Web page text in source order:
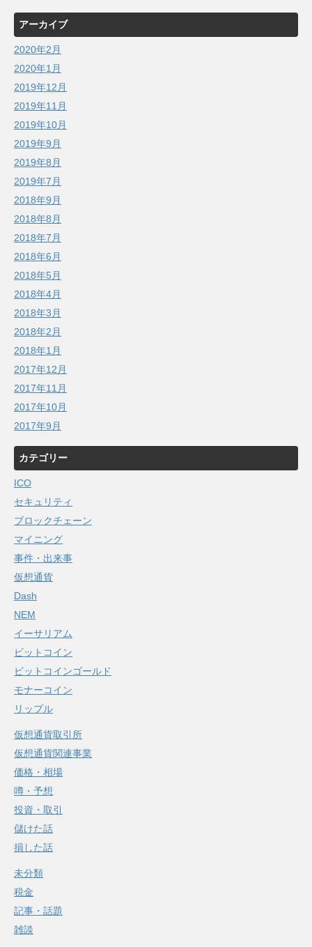
アーカイブ
2020年2月
2020年1月
2019年12月
2019年11月
2019年10月
2019年9月
2019年8月
2019年7月
2018年9月
2018年8月
2018年7月
2018年6月
2018年5月
2018年4月
2018年3月
2018年2月
2018年1月
2017年12月
2017年11月
2017年10月
2017年9月
カテゴリー
ICO
セキュリティ
ブロックチェーン
マイニング
事件・出来事
仮想通貨
Dash
NEM
イーサリアム
ビットコイン
ビットコインゴールド
モナーコイン
リップル
仮想通貨取引所
仮想通貨関連事業
価格・相場
噂・予想
投資・取引
儲けた話
損した話
未分類
税金
記事・話題
雑談